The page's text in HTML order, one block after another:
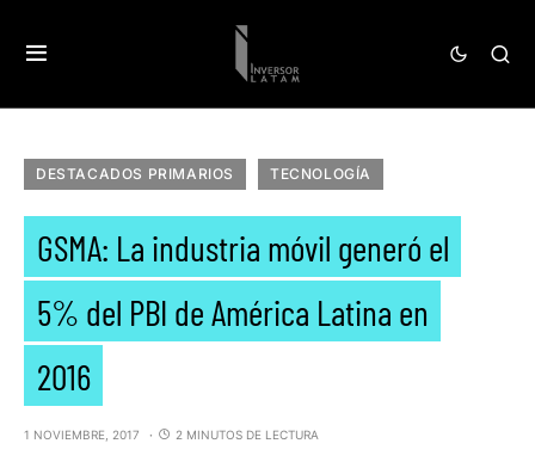
DESTACADOS PRIMARIOS TECNOLOGÍA
GSMA: La industria móvil generó el
5% del PBI de América Latina en
2016
1 NOVIEMBRE, 2017 2 MINUTOS DE LECTURA